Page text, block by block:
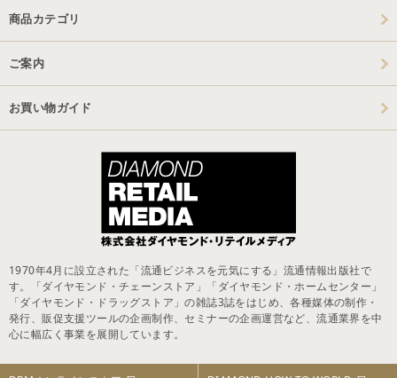
商品カテゴリ
ご案内
お買い物ガイド
1970年4月に設立された「流通ビジネスを元気にする」流通情報出版社で
す。「ダイヤモンド・チェーンストア」「ダイヤモンド・ホームセンター」
「ダイヤモンド・ドラッグストア」の雑誌3誌をはじめ、各種媒体の制作・
発行、販促支援ツールの企画制作、セミナーの企画運営など、流通業界を中
心に幅広く事業を展開しています。